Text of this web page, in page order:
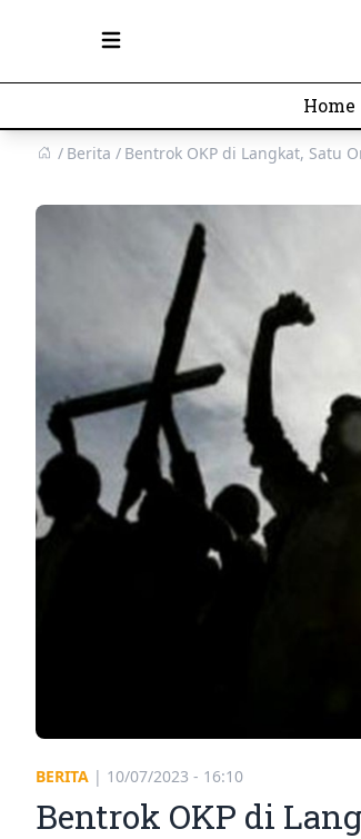
Open main menu
Home
Berita Bentrok OKP di Langkat, Satu
BERITA | 10/07/2023 - 16:10
Bentrok OKP di